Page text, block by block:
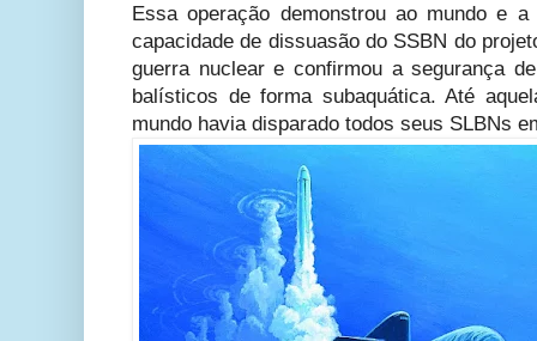
Essa operação demonstrou ao mundo e
capacidade de dissuasão do SSBN do
guerra nuclear e confirmou a segurança
balísticos de forma subaquática. Até
mundo havia disparado todos seus SLBNs